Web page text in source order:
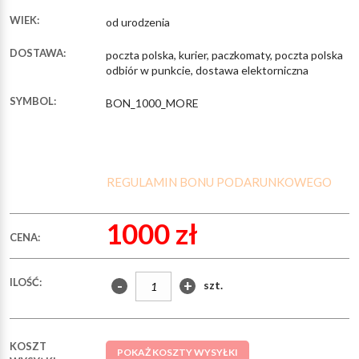
WIEK: od urodzenia
DOSTAWA:
poczta polska, kurier, paczkomaty, poczta polska
odbiór w punkcie, dostawa elektorniczna
SYMBOL: BON_1000_MORE
REGULAMIN BONU PODARUNKOWEGO
CENA: 1000 zł
ILOŚĆ: - + szt.
KOSZT
POKAŻ KOSZTY WYSYŁKI